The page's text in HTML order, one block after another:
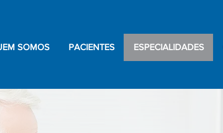
SOMOS PACIENTES ESPECIALIDADES